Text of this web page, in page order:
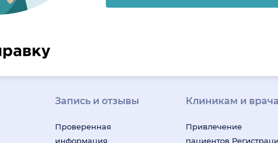
Запись и отзывы
Проверенная
информация
Клиникам и
Привлечение
пациентов